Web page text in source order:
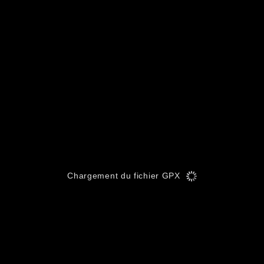
Chargement du fichier GPX